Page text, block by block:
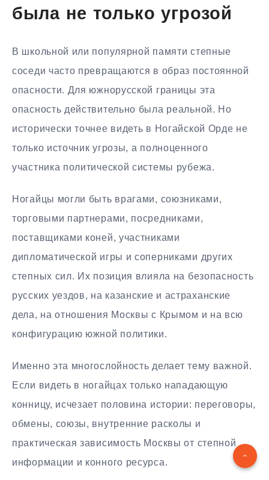
была не только угрозой
В школьной или популярной памяти степные
соседи часто превращаются в образ постоянной
опасности. Для южнорусской границы эта
опасность действительно была реальной. Но
исторически точнее видеть в Ногайской Орде не
только источник угрозы, а полноценного
участника политической системы рубежа.
Ногайцы могли быть врагами, союзниками,
торговыми партнерами, посредниками,
поставщиками коней, участниками
дипломатической игры и соперниками других
степных сил. Их позиция влияла на безопасность
русских уездов, на казанские и астраханские
дела, на отношения Москвы с Крымом и на всю
конфигурацию южной политики.
Именно эта многослойность делает тему важной.
Если видеть в ногайцах только нападающую
конницу, исчезает половина истории: переговоры,
обмены, союзы, внутренние расколы и
практическая зависимость Москвы от степной
информации и конного ресурса.